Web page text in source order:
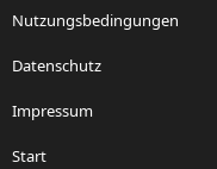
Nutzungsbedingungen
Datenschutz
Impressum
Start